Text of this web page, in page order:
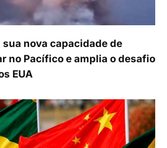
nova capacidade de
no Pacífico e amplia o desafio
EUA